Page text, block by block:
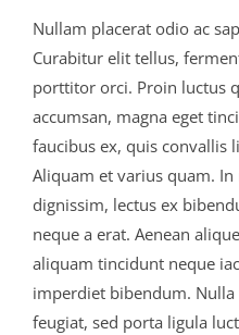
Nullam placerat odio ac
Curabitur elit tellus,
porttitor orci. Proin luctus
accumsan, magna eget
faucibus ex, quis convallis
Aliquam et varius quam.
dignissim, lectus ex
neque a erat. Aenean
aliquam tincidunt neque
imperdiet bibendum.
feugiat, sed porta ligula